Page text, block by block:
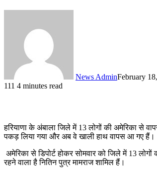
News AdminFebruary
111 4 minutes read
हरियाणा के अंबाला जिले में 13 लोगों की अमेरिका से
पकड़ लिया गया और अब वे खाली हाथ वापस आ गए हैं।
अमेरिका से डिपोर्ट होकर सोमवार को जिले में 13
रहने वाला है नितिन पुत्र मामराज शामिल हैं।